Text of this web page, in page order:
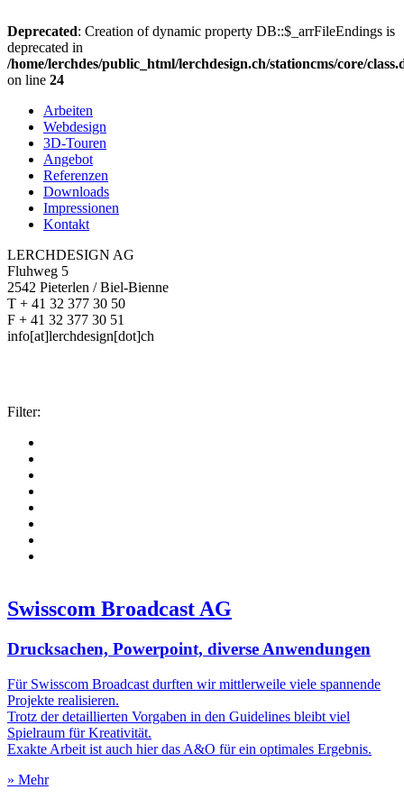
Deprecated: Creation of dynamic property DB::$_arrFileEndings is
deprecated in
/home/lerchdes/public_html/lerchdesign.ch/stationcms/core/
on line 24
Arbeiten
Webdesign
3D-Touren
Angebot
Referenzen
Downloads
Impressionen
Kontakt
LERCHDESIGN AG
Fluhweg 5
2542 Pieterlen / Biel-Bienne
T + 41 32 377 30 50
F + 41 32 377 30 51
info[at]lerchdesign[dot]ch
Filter:
Swisscom Broadcast AG
Drucksachen, Powerpoint, diverse Anwendungen
Für Swisscom Broadcast durften wir mittlerweile viele spannende
Projekte realisieren.
Trotz der detaillierten Vorgaben in den Guidelines bleibt viel
Spielraum für Kreativität.
Exakte Arbeit ist auch hier das A&O für ein optimales Ergebnis.
» Mehr